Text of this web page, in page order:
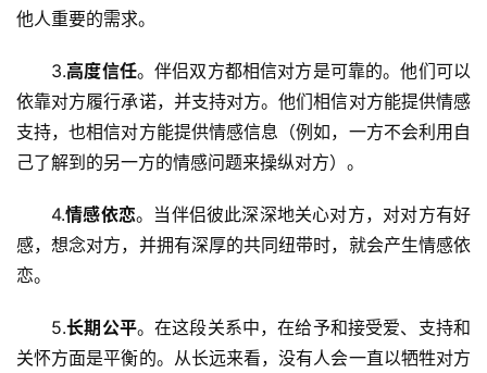
他人重要的需求。
3.高度信任。伴侣双方都相信对方是可靠的。他们可以
依靠对方履行承诺，并支持对方。他们相信对方能提供情感
支持，也相信对方能提供情感信息（例如，一方不会利用自
己了解到的另一方的情感问题来操纵对方）。
4.情感依恋。当伴侣彼此深深地关心对方，对对方有好
感，想念对方，并拥有深厚的共同纽带时，就会产生情感依
恋。
5.长期公平。在这段关系中，在给予和接受爱、支持和
关怀方面是平衡的。从长远来看，没有人会一直以牺牲对方